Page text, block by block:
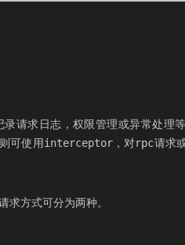
请求日志，权限管理或异常处理
则可使用interceptor，对rpc请求
求方式可分为两种。